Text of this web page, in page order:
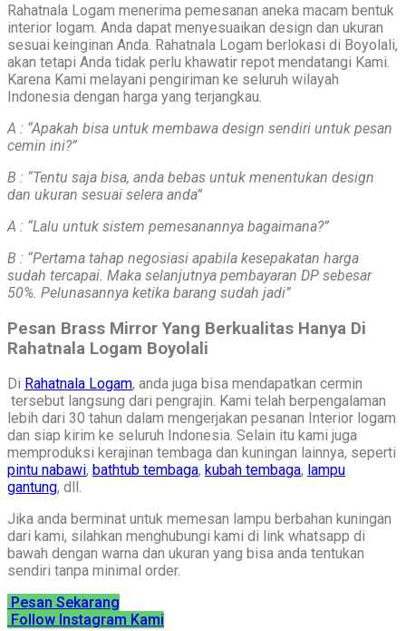
Rahatnala Logam menerima pemesanan aneka macam bentuk
interior logam. Anda dapat menyesuaikan design dan ukuran
sesuai keinginan Anda. Rahatnala Logam berlokasi di Boyolali,
akan tetapi Anda tidak perlu khawatir repot mendatangi Kami.
Karena Kami melayani pengiriman ke seluruh wilayah
Indonesia dengan harga yang terjangkau.
A : “Apakah bisa untuk membawa design sendiri untuk pesan
cemin ini?”
B : “Tentu saja bisa, anda bebas untuk menentukan design
dan ukuran sesuai selera anda”
A : “Lalu untuk sistem pemesanannya bagaimana?”
B : “Pertama tahap negosiasi apabila kesepakatan harga
sudah tercapai. Maka selanjutnya pembayaran DP sebesar
50%. Pelunasannya ketika barang sudah jadi”
Pesan Brass Mirror Yang Berkualitas Hanya Di
Rahatnala Logam Boyolali
Di Rahatnala Logam, anda juga bisa mendapatkan cermin
tersebut langsung dari pengrajin. Kami telah berpengalaman
lebih dari 30 tahun dalam mengerjakan pesanan Interior logam
dan siap kirim ke seluruh Indonesia. Selain itu kami juga
memproduksi kerajinan tembaga dan kuningan lainnya, seperti
pintu nabawi, bathtub tembaga, kubah tembaga, lampu
gantung, dll.
Jika anda berminat untuk memesan lampu berbahan kuningan
dari kami, silahkan menghubungi kami di link whatsapp di
bawah dengan warna dan ukuran yang bisa anda tentukan
sendiri tanpa minimal order.
Pesan Sekarang
Follow Instagram Kami